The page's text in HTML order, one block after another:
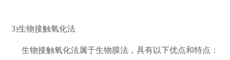
3)生物接触氧化法
生物接触氧化法属于生物膜法，具有以下优点和特点：